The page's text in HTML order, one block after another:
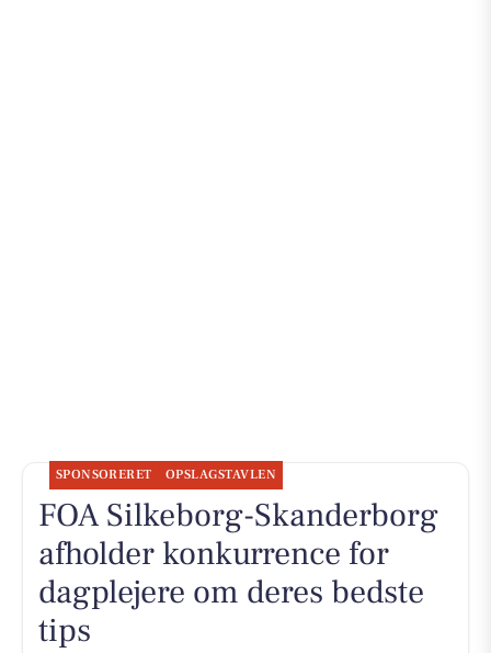
SPONSORERET OPSLAGSTAVLEN
FOA Silkeborg-Skanderborg
afholder konkurrence for
dagplejere om deres bedste
tips